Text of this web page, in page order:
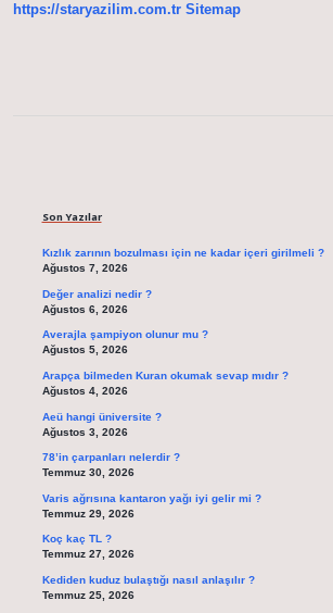
https://staryazilim.com.tr Sitemap
Son Yazılar
Kızlık zarının bozulması için ne kadar içeri girilmeli ?
Ağustos 7, 2026
Değer analizi nedir ?
Ağustos 6, 2026
Averajla şampiyon olunur mu ?
Ağustos 5, 2026
Arapça bilmeden Kuran okumak sevap mıdır ?
Ağustos 4, 2026
Aeü hangi üniversite ?
Ağustos 3, 2026
78’in çarpanları nelerdir ?
Temmuz 30, 2026
Varis ağrısına kantaron yağı iyi gelir mi ?
Temmuz 29, 2026
Koç kaç TL ?
Temmuz 27, 2026
Kediden kuduz bulaştığı nasıl anlaşılır ?
Temmuz 25, 2026